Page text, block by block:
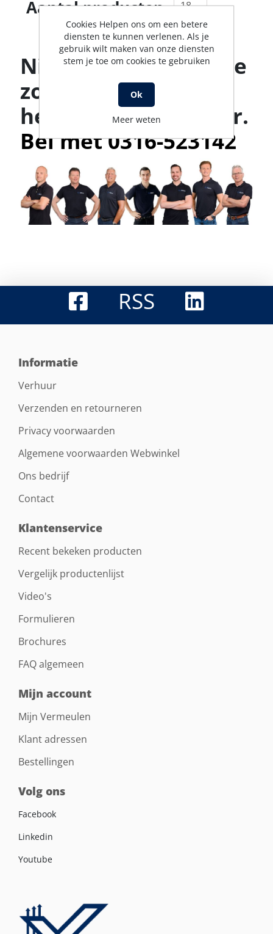
Aantal producten
Niet gevonden wat je
zoekt? Ons team
helpt je graag verder.
Bel met 0316-523142
RSS
Informatie
Verhuur
Verzenden en retourneren
Privacy voorwaarden
Algemene voorwaarden Webwinkel
Ons bedrijf
Contact
Klantenservice
Recent bekeken producten
Vergelijk productenlijst
Video's
Formulieren
Brochures
FAQ algemeen
Mijn account
Mijn Vermeulen
Klant adressen
Bestellingen
Volg ons
Facebook
Linkedin
Youtube
Cookies Helpen ons om een betere
diensten te kunnen verlenen. Als je
gebruik wilt maken van onze diensten
stem je toe om cookies te gebruiken
Ok
Meer weten